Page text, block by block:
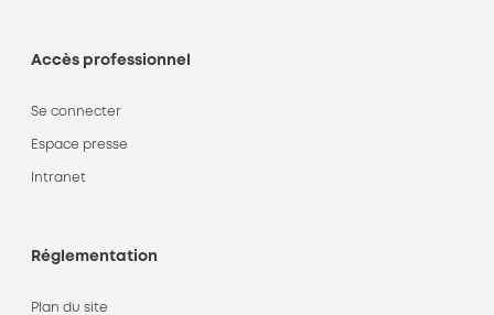
Accès professionnel
Se connecter
Espace presse
Intranet
Réglementation
Plan du site